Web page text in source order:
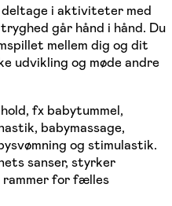
deltage i aktiviteter med
går hånd i hånd. Du
mellem dig og dit
udvikling og møde andre
fx babytummel,
babymassage,
og stimulastik.
sanser, styrker
rammer for fælles